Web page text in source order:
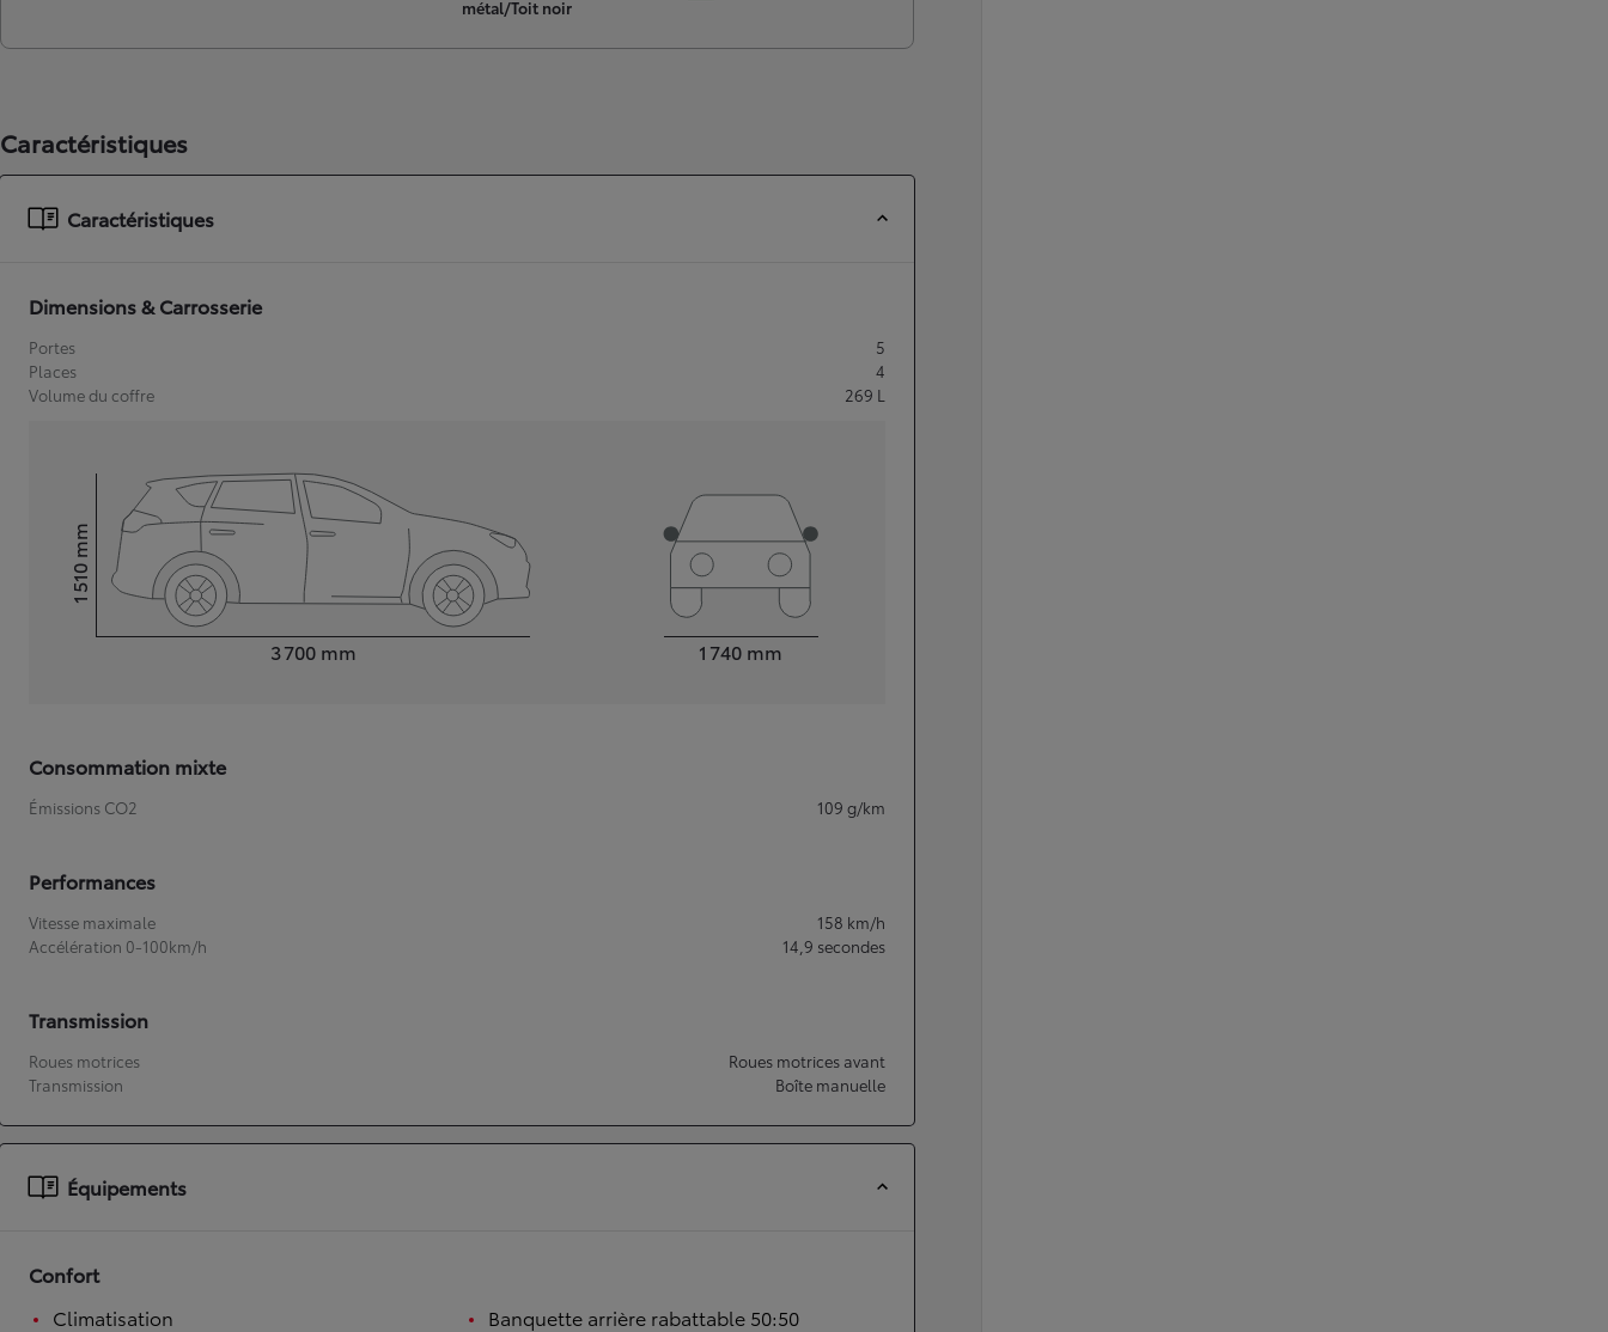
Nouvelle Yaris Cross
Disponible prochainement
métal/Toit noir
Caractéristiques
Caractéristiques
Dimensions & Carrosserie
Portes
5
Places
4
Volume du coffre
269 L
3 700 mm
Hauteur1 510
mm
1 740 mm
Consommation mixte
Émissions CO2 109 g/km
Performances
Vitesse maximale 158 km/h
Accélération 0-100km/h
14,9 secondes
Transmission
Roues motrices
Roues motrices avant
Transmission
Boîte manuelle
Équipements
Confort
Climatisation
Banquette arrière rabattable 50:50